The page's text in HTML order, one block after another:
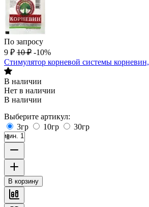
По запросу
9 ₽ 10 ₽ -10%
Стимулятор корневой системы корневин,
В наличии
Нет в наличии
В наличии
Выберите артикул:
3гр
10гр 30гр
мин. 1
В корзину